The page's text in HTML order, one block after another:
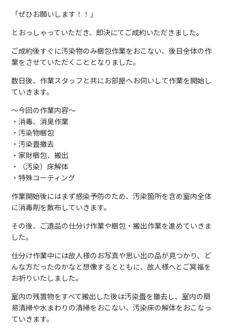
「ぜひお願いします！！」
とおっしゃっていただき、即決にてご成約いただきました。
ご成約後すぐに汚染物のみ梱包作業をおこない、後日全体の作
業をさせていただくこととなりました。
数日後、作業スタッフと共にお部屋へお伺いして作業を開始し
ていきます。
～今回の作業内容～
・消毒、消臭作業
・汚染物梱包
・汚染畳撤去
・家財梱包、搬出
・（汚染）床解体
・特殊コーティング
作業開始後にはまず感染予防のため、汚染箇所を含め室内全体
に消毒剤を散布していきます。
その後、ご遺品の仕分け作業や梱包・搬出作業を進めていきま
した。
仕分け作業中には故人様のお写真や思い出の品が見つかり、ど
んな方だったのかなと想像するとともに、故人様へとご冥福を
お祈りいたしました。
室内の残置物をすべて搬出した後は汚染畳を撤去し、室内の簡
易清掃や水まわりの清掃をおこない、汚染床の解体をおこなっ
ていきます。